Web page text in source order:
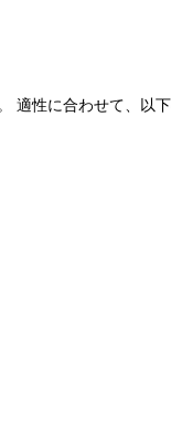
適性に合わせて、以下